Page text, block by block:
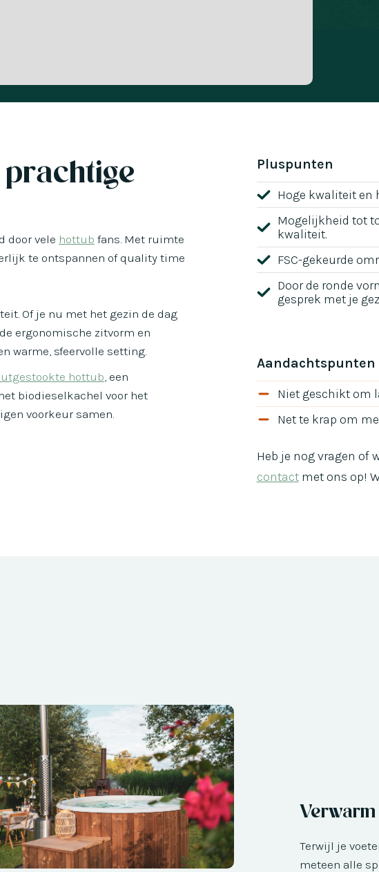
door vele hottub fans. Met ruimte
te ontspannen of quality time
Of je nu met het gezin de dag
ergonomische zitvorm en
warme, sfeervolle setting.
hottub , een
biodieselkachel voor het
voorkeur samen.
Pluspunten
Hoge kwaliteit en
Mogelijkheid tot
kwaliteit.
FSC-gekeurde
Door de ronde
gesprek met je
Aandachtspunten
Niet geschikt om
Net te krap om
Heb je nog vragen of
contactmet ons op!
Terwijl je
meteen alle